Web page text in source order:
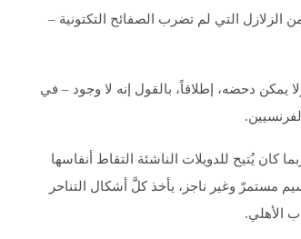
الزلازل التي لم تضرب الصفائح التكتونية –
يمكن دحضه، إطلاقاً، بالقول إنه لا وجود – في
كان يُتيح للدويلات الناشئة التقاط أنفاسها
مستمرّ وغير ناجز، يأخذ كلَّ أشكال التناحر
الأهلي.